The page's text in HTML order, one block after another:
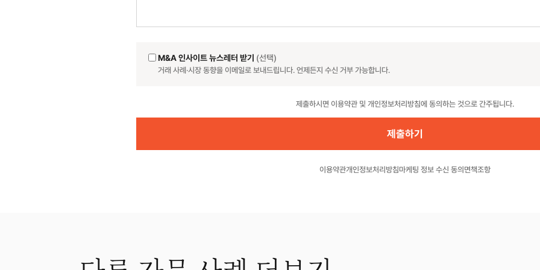
M&A 인사이트 뉴스레터 받기 (선택)
거래 사례·시장 동향을 이메일로 보내드립니다. 언제든지 수신 거부 가능합니다.
제출하시면 이용약관 및 개인정보처리방침에 동의하는 것으로 간주됩니다.
이용약관개인정보처리방침마케팅 정보 수신 동의 면책조항